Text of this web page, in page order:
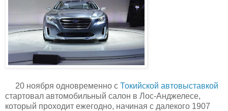
20 ноября одновременно с Токийской автовыставкой
стартовал автомобильный салон в Лос-Анджелесе,
который проходит ежегодно, начиная с далекого 1907